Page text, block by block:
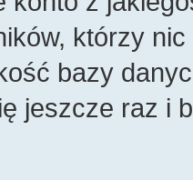
którzy
bazy
jeszcze raz i